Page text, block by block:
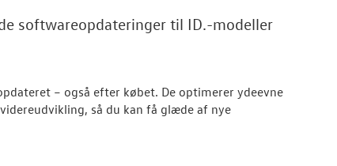
softwareopdateringer til ID.-modeller
– også efter købet. De optimerer ydeevne
så du kan få glæde af nye